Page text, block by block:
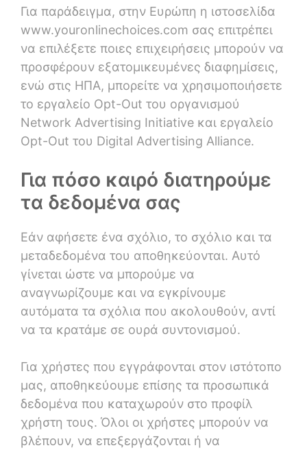
Για παράδειγμα, στην Ευρώπη η ιστοσελίδα
www.youronlinechoices.com σας επιτρέπει
να επιλέξετε ποιες επιχειρήσεις μπορούν να
προσφέρουν εξατομικευμένες διαφημίσεις,
ενώ στις ΗΠΑ, μπορείτε να χρησιμοποιήσετε
το εργαλείο Opt-Out του οργανισμού
Network Advertising Initiative και εργαλείο
Opt-Out του Digital Advertising Αlliance.
Για πόσο καιρό διατηρούμε
τα δεδομένα σας
Εάν αφήσετε ένα σχόλιο, το σχόλιο και τα
μεταδεδομένα του αποθηκεύονται. Αυτό
γίνεται ώστε να μπορούμε να
αναγνωρίζουμε και να εγκρίνουμε
αυτόματα τα σχόλια που ακολουθούν, αντί
να τα κρατάμε σε ουρά συντονισμού.
Για χρήστες που εγγράφονται στον ιστότοπο
μας, αποθηκεύουμε επίσης τα προσωπικά
δεδομένα που καταχωρούν στο προφίλ
χρήστη τους. Όλοι οι χρήστες μπορούν να
βλέπουν, να επεξεργάζονται ή να